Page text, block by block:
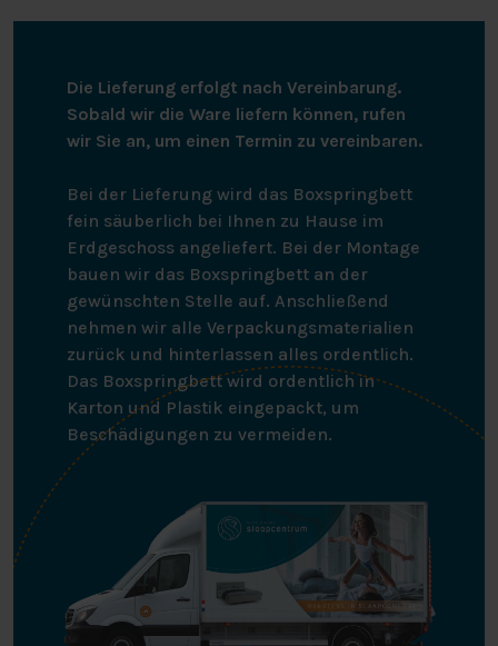
Die Lieferung erfolgt nach Vereinbarung.
Sobald wir die Ware liefern können, rufen
wir Sie an, um einen Termin zu vereinbaren.
Bei der Lieferung wird das Boxspringbett
fein säuberlich bei Ihnen zu Hause im
Erdgeschoss angeliefert. Bei der Montage
bauen wir das Boxspringbett an der
gewünschten Stelle auf. Anschließend
nehmen wir alle Verpackungsmaterialien
zurück und hinterlassen alles ordentlich.
Das Boxspringbett wird ordentlich in
Karton und Plastik eingepackt, um
Beschädigungen zu vermeiden.